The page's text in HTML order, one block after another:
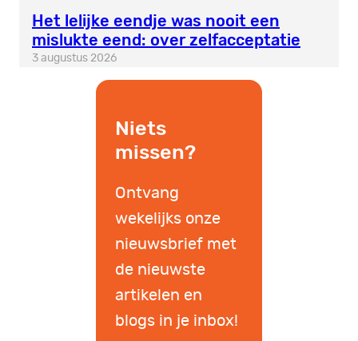
Het lelijke eendje was nooit een
mislukte eend: over zelfacceptatie
3 augustus 2026
Niets
missen?
Ontvang
wekelijks onze
nieuwsbrief met
de nieuwste
artikelen en
blogs in je inbox!